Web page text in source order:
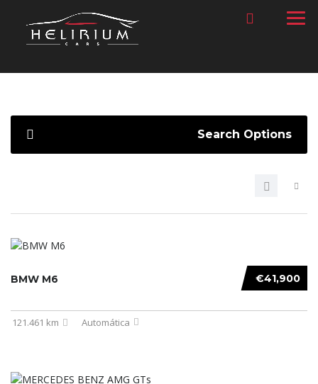
Search Options
€41,900
BMW M6
121.461 km Automática